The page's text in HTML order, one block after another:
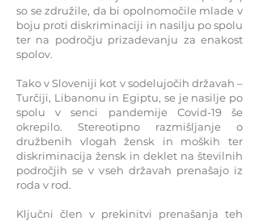
so se združile, da bi opolnomočile mlade v
boju proti diskriminaciji in nasilju po spolu
ter na področju prizadevanju za enakost
spolov.
Tako v Sloveniji kot v sodelujočih državah –
Turčiji, Libanonu in Egiptu, se je nasilje po
spolu v senci pandemije Covid-19 še
okrepilo. Stereotipno razmišljanje o
družbenih vlogah žensk in moških ter
diskriminacija žensk in deklet na številnih
področjih se v vseh državah prenašajo iz
roda v rod.
Ključni člen v prekinitvi prenašanja teh